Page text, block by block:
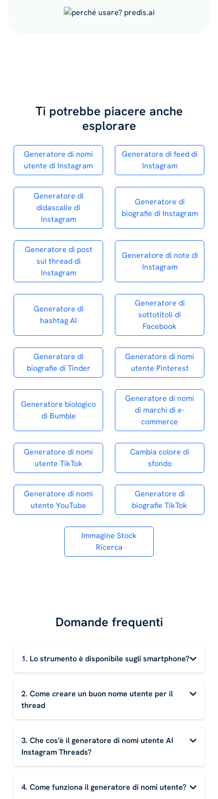
Ti potrebbe piacere anche
esplorare
Generatore di nomi
utente di Instagram
Generatore di feed di
Instagram
Generatore di
didascalie di
Instagram
Generatore di
biografie di Instagram
Generatore di post
sui thread di
Instagram
Generatore di note di
Instagram
Generatore di
hashtag AI
Generatore di
sottotitoli di
Facebook
Generatore di
biografie di Tinder
Generatore di nomi
utente Pinterest
Generatore biologico
di Bumble
Generatore di nomi
di marchi di e-
commerce
Generatore di nomi
utente TikTok
Cambia colore di
sfondo
Generatore di nomi
utente YouTube
Generatore di
biografie TikTok
Immagine Stock
Ricerca
Domande frequenti
1. Lo strumento è disponibile sugli smartphone?
2. Come creare un buon nome utente per il
thread
3. Che cos'è il generatore di nomi utente AI
Instagram Threads?
4. Come funziona il generatore di nomi utente?